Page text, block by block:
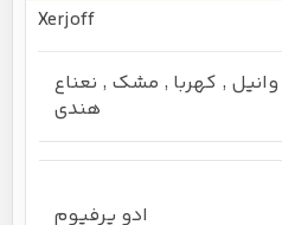
Xerjoff
وانیل , کهربا , مشک , نعناع
هندی
ادو پرفیوم